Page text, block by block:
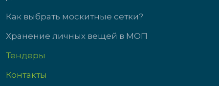
Как выбрать москитные сетки?
Хранение личных вещей в МОП
Тендеры
Контакты